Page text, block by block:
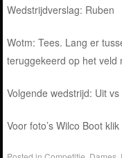
Wedstrijdverslag: Ruben
Wotm: Tees. Lang er
teruggekeerd op het veld
Volgende wedstrijd: Uit
Voor foto’s Wilco Boot klik